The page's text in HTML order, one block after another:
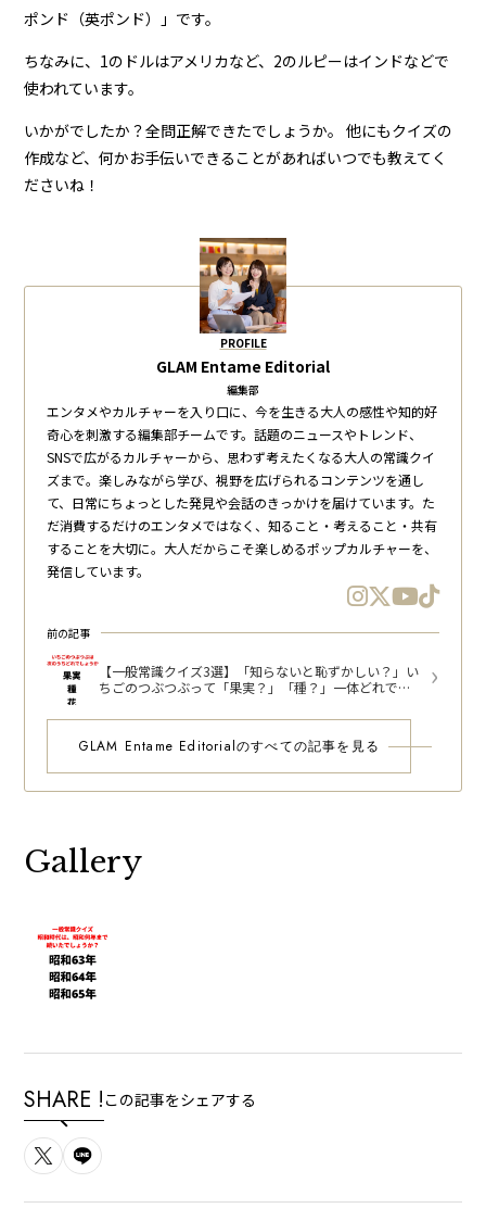
ポンド（英ポンド）」です。
ちなみに、1のドルはアメリカなど、2のルピーはインドなどで
使われています。
いかがでしたか？全問正解できたでしょうか。 他にもクイズの
作成など、何かお手伝いできることがあればいつでも教えてく
ださいね！
PROFILE
GLAM Entame Editorial
編集部
エンタメやカルチャーを入り口に、今を生きる大人の感性や知的好
奇心を刺激する編集部チームです。話題のニュースやトレンド、
SNSで広がるカルチャーから、思わず考えたくなる大人の常識クイ
ズまで。楽しみながら学び、視野を広げられるコンテンツを通し
て、日常にちょっとした発見や会話のきっかけを届けています。た
だ消費するだけのエンタメではなく、知ること・考えること・共有
することを大切に。大人だからこそ楽しめるポップカルチャーを、
発信しています。
前の記事
【一般常識クイズ3選】「知らないと恥ずかしい？」い
ちごのつぶつぶって「果実？」「種？」一体どれでし
GLAM Entame Editorialのすべての記事を見る
Gallery
SHARE ! この記事をシェアする